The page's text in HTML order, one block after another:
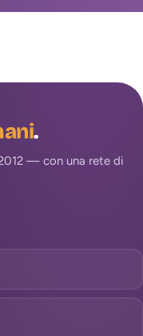
.
— con una rete di